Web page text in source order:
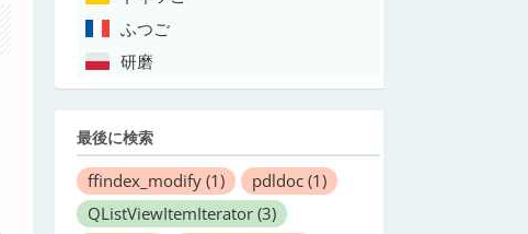
ふつご
研磨
最後に検索
ffindex_modify (1) pdldoc (1)
QListViewItemIterator (3)